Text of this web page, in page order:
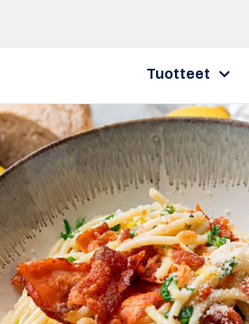
Tuotteet